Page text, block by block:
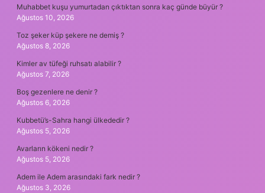
Muhabbet kuşu yumurtadan çıktıktan sonra kaç günde büyür ?
Ağustos 10, 2026
Toz şeker küp şekere ne demiş ?
Ağustos 8, 2026
Kimler av tüfeği ruhsatı alabilir ?
Ağustos 7, 2026
Boş gezenlere ne denir ?
Ağustos 6, 2026
Kubbetü’s-Sahra hangi ülkededir ?
Ağustos 5, 2026
Avarların kökeni nedir ?
Ağustos 5, 2026
Adem ile Adem arasındaki fark nedir ?
Ağustos 3, 2026